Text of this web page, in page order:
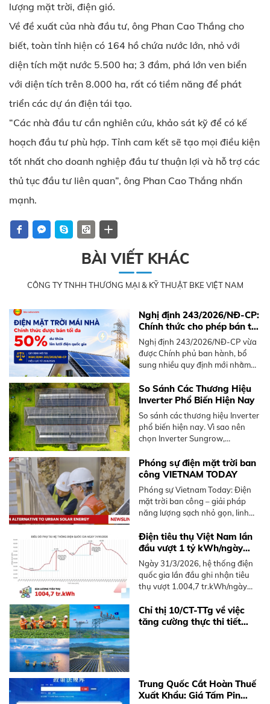
lượng mặt trời, điện gió.
Về đề xuất của nhà đầu tư, ông Phan Cao Thắng cho
biết, toàn tỉnh hiện có 164 hồ chứa nước lớn, nhỏ với
diện tích mặt nước 5.500 ha; 3 đầm, phá lớn ven biển
với diện tích trên 8.000 ha, rất có tiềm năng để phát
triển các dự án điện tái tạo.
“Các nhà đầu tư cần nghiên cứu, khảo sát kỹ để có kế
hoạch đầu tư phù hợp. Tỉnh cam kết sẽ tạo mọi điều kiện
tốt nhất cho doanh nghiệp đầu tư thuận lợi và hỗ trợ các
thủ tục đầu tư liên quan”, ông Phan Cao Thắng nhấn
mạnh.
BÀI VIẾT KHÁC
CÔNG TY TNHH THƯƠNG MẠI & KỸ THUẬT BKE VIỆT NAM
Nghị định 243/2026/NĐ-CP:
Chính thức cho phép bán tối
đa 50% điện mặt trời mái
nhà dư thừa
Nghị định 243/2026/NĐ-CP vừa
được Chính phủ ban hành, bổ
sung nhiều quy định mới nhằm
mái nhà, nổi bật là cơ chế bán
điện dư lên lưới.
So Sánh Các Thương Hiệu
Inverter Phổ Biến Hiện Nay
So sánh các thương hiệu Inverter
phổ biến hiện nay. Vì sao nên
chọn Inverter Sungrow,
từ BKE Solar.
Phóng sự điện mặt trời ban
công VIETNAM TODAY
Phóng sự Vietnam Today: Điện
mặt trời ban công – giải pháp
năng lượng sạch nhỏ gọn, linh
cư tại Việt Nam, không cần mái
nhà rộng.
Điện tiêu thụ Việt Nam lần
đầu vượt 1 tỷ kWh/ngày
năm 2026
Ngày 31/3/2026, hệ thống điện
quốc gia lần đầu ghi nhận tiêu
thụ vượt 1.004,7 tr.kWh/ngày
Tìm hiểu xu hướng và giải pháp
điện mặt trời mái nhà.
Chỉ thị 10/CT-TTg về việc
tăng cường thực thi tiết
Trung Quốc Cắt Hoàn Thuế
Xuất Khẩu: Giá Tấm Pin